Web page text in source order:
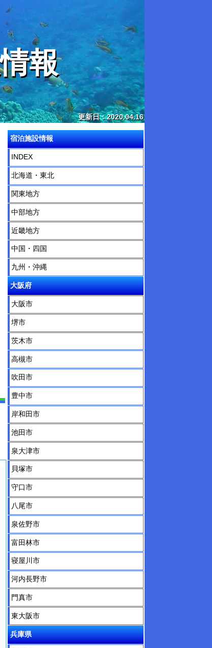
報
更新日：2020.04.16
宿泊施設情報
INDEX
北海道・東北
関東地方
中部地方
近畿地方
中国・四国
九州・沖縄
大阪府
大阪市
堺市
茨木市
高槻市
吹田市
豊中市
岸和田市
池田市
泉大津市
貝塚市
守口市
八尾市
泉佐野市
富田林市
寝屋川市
河内長野市
門真市
東大阪市
兵庫県